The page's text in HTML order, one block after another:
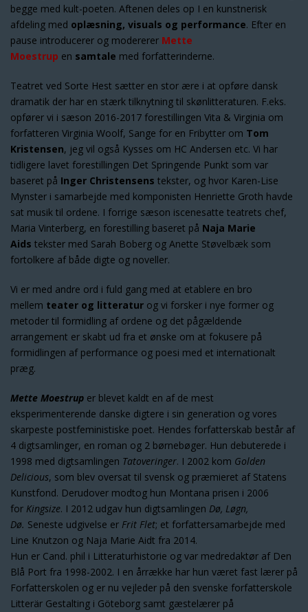
begge med kult-poeten. Aftenen deles op I en kunstnerisk
afdeling med oplæsning, visuals og performance. Efter en
pause introducerer og modererer Mette
Moestrup en samtale med forfatterinderne.
Teatret ved Sorte Hest sætter en stor ære i at opføre dansk
dramatik der har en stærk tilknytning til skønlitteraturen. F.eks.
opfører vi i sæson 2016-2017 forestillingen Vita & Virginia om
forfatteren Virginia Woolf, Sange for en Fribytter om Tom
Kristensen, jeg vil også Kysses om HC Andersen etc. Vi har
tidligere lavet forestillingen Det Springende Punkt som var
baseret på Inger Christensens tekster, og hvor Karen-Lise
Mynster i samarbejde med komponisten Henriette Groth havde
sat musik til ordene. I forrige sæson iscenesatte teatrets chef,
Maria Vinterberg, en forestilling baseret på Naja Marie
Aids tekster med Sarah Boberg og Anette Støvelbæk som
fortolkere af både digte og noveller.
Vi er med andre ord i fuld gang med at etablere en bro
mellem teater og litteratur og vi forsker i nye former og
metoder til formidling af ordene og det pågældende
arrangement er skabt ud fra et ønske om at fokusere på
formidlingen af performance og poesi med et internationalt
præg.
Mette Moestrup er blevet kaldt en af de mest
eksperimenterende danske digtere i sin generation og vores
skarpeste postfeministiske poet. Hendes forfatterskab består af
4 digtsamlinger, en roman og 2 børnebøger. Hun debuterede i
1998 med digtsamlingen Tatoveringer. I 2002 kom Golden
Delicious, som blev oversat til svensk og præmieret af Statens
Kunstfond. Derudover modtog hun Montana prisen i 2006
for Kingsize. I 2012 udgav hun digtsamlingen Dø, Løgn,
Dø. Seneste udgivelse er Frit Flet; et forfattersamarbejde med
Line Knutzon og Naja Marie Aidt fra 2014.
Hun er Cand. phil i Litteraturhistorie og var medredaktør af Den
Blå Port fra 1998-2002. I en årrække har hun været fast lærer på
Forfatterskolen og er nu vejleder på den svenske forfatterskole
Litterär Gestalting i Göteborg samt gæstelærer på